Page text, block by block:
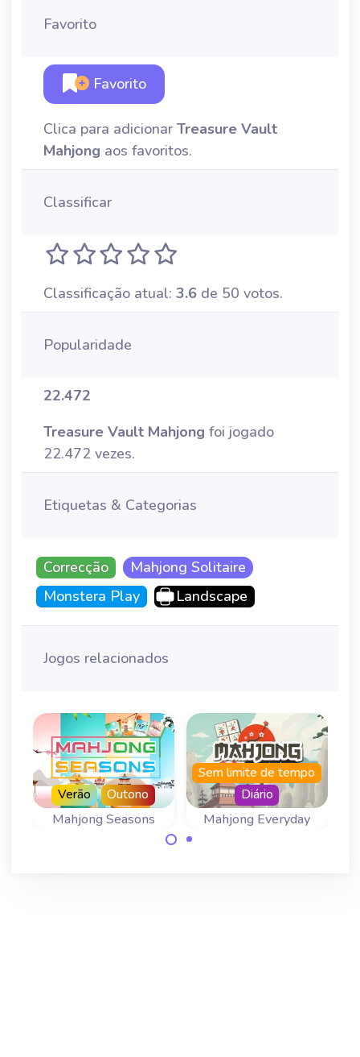
Favorito
Favorito
Clica para adicionar Treasure Vault
Mahjong aos favoritos.
Classificar
Classificação atual: 3.6 de 50 votos.
Popularidade
22.472
Treasure Vault Mahjong foi jogado
22.472 vezes.
Etiquetas & Categorias
Correcção
Mahjong Solitaire
Monstera Play
Landscape
Jogos relacionados
Mahjong Seasons
Verão Outono
Mahjong Everyday
Sem limite de tempo
Diário